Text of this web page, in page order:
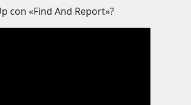
con «Find And Report»?